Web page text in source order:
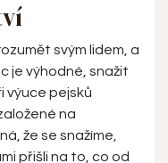
svým lidem, a
je výhodné, snažit
výuce pejsků
na
že se snažíme,
přišli na to, co od